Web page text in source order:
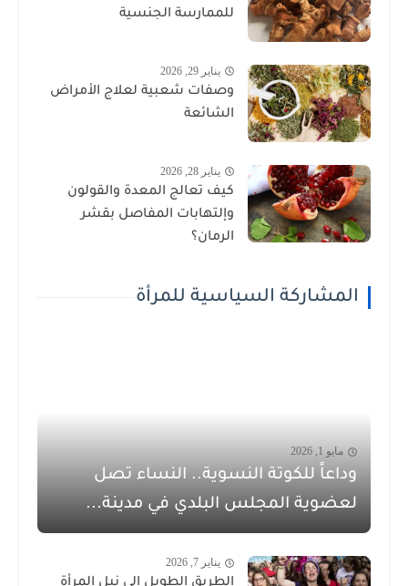
للممارسة الجنسية
يناير 29, 2026
وصفات شعبية لعلاج الأمراض
الشائعة
يناير 28, 2026
كيف تعالج المعدة والقولون
وإلتهابات المفاصل بقشر
الرمان؟
المشاركة السياسية للمرأة
مايو 1, 2026
وداعاً للكوتة النسوية.. النساء تصل
لعضوية المجلس البلدي في مدينة...
يناير 7, 2026